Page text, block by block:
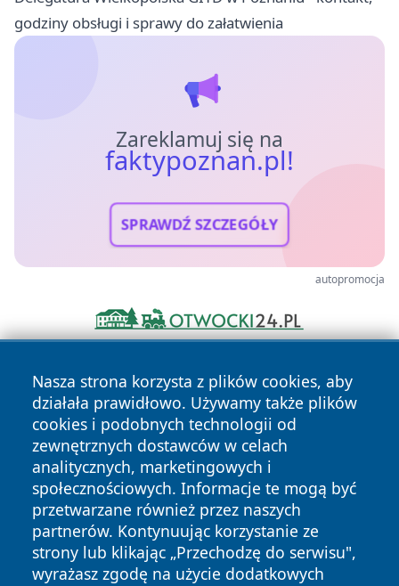
godziny obsługi i sprawy do załatwienia
Zareklamuj się na
faktypoznan.pl!
SPRAWDŹ SZCZEGÓŁY
autopromocja
Nasza strona korzysta z plików cookies, aby
działała prawidłowo. Używamy także plików
cookies i podobnych technologii od
zewnętrznych dostawców w celach
analitycznych, marketingowych i
społecznościowych. Informacje te mogą być
przetwarzane również przez naszych
partnerów. Kontynuując korzystanie ze
strony lub klikając „Przechodzę do serwisu",
wyrażasz zgodę na użycie dodatkowych
Copyright © 2026 faktypoznan.pl Wszystkie prawa
zastrzeżone.
News Autorzy
Polityka
Prywatności
Polityka
Cookies